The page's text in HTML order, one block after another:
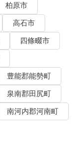
柏原市
高石市
四條畷市
豊能郡能勢町
泉南郡田尻町
南河内郡河南町